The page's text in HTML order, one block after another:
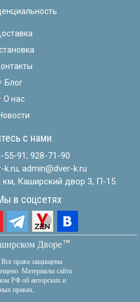
Блог
О нас
с нами
55-91; 928-71-90
k.ru, admin@dver-k.ru
Каширский двор 3, П-15
в соцсетях
Дворетм
права защищены
Материалы сайта
РФ об авторских и
правах.